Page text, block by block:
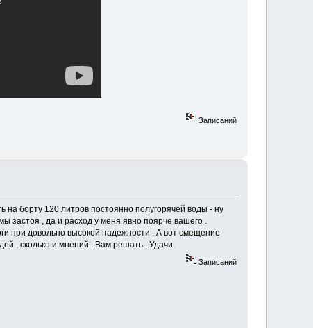
Записаний
на борту 120 литров постоянно полугорячей воды - ну
застоя , да и расход у меня явно поярче вашего .
при довольно высокой надежности . А вот смещение
, сколько и мнений . Вам решать . Удачи.
Записаний